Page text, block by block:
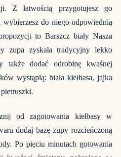
Z łatwością przygotujesz go
wybierzesz do niego odpowiednią
to Barszcz biały Nasza
zupa zyskała tradycyjny lekko
także dodać odrobinę kwaśnej
wystąpią: biała kiełbasa, jajka
od zagotowania kiełbasy w
dodaj bazę zupy rozcieńczoną
Po pięciu minutach gotowania